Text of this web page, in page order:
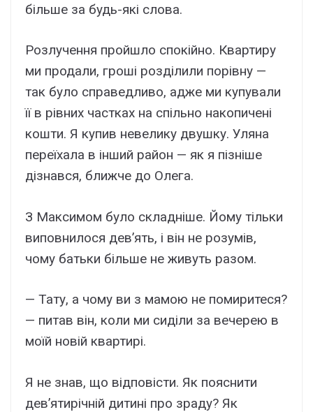
більше за будь-які слова.
Розлучення пройшло спокійно. Квартиру
ми продали, гроші розділили порівну —
так було справедливо, адже ми купували
її в рівних частках на спільно накопичені
кошти. Я купив невелику двушку. Уляна
переїхала в інший район — як я пізніше
дізнався, ближче до Олега.
З Максимом було складніше. Йому тільки
виповнилося дев’ять, і він не розумів,
чому батьки більше не живуть разом.
— Тату, а чому ви з мамою не помиритеся?
— питав він, коли ми сиділи за вечерею в
моїй новій квартирі.
Я не знав, що відповісти. Як пояснити
дев’ятирічній дитині про зраду? Як